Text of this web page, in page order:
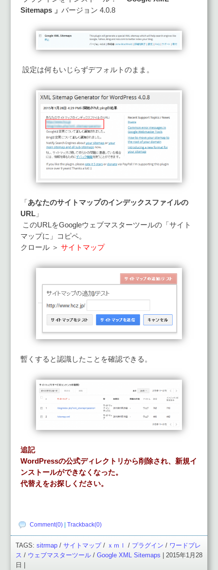
Sitemaps 」 バージョン 4.0.8
設定は何もいじらずデフォルトのまま。
「 あなたのサイトマップのインデックスファイルの
URL 」
このURLをGoogleウェブマスターツールの「サイト
マップに」コピペ。
クロール ＞ サイトマップ
暫くすると認識したことを確認できる。
追記
WordPressの公式ディレクトリから削除され、新規イ
ンストールができなくなった。
代替えをお探しください。
Comment(0) Trackback(0)
TAGS: sitrmap / サイトマップ/ ｘｍｌ / プラグイン / ワードプレ
ス / ウェブマスターツール / Google XML Sitemaps | 2015年1月28
日 |